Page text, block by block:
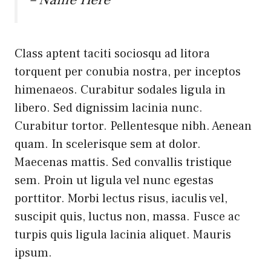
Class aptent taciti sociosqu ad litora
torquent per conubia nostra, per inceptos
himenaeos. Curabitur sodales ligula in
libero. Sed dignissim lacinia nunc.
Curabitur tortor. Pellentesque nibh. Aenean
quam. In scelerisque sem at dolor.
Maecenas mattis. Sed convallis tristique
sem. Proin ut ligula vel nunc egestas
porttitor. Morbi lectus risus, iaculis vel,
suscipit quis, luctus non, massa. Fusce ac
turpis quis ligula lacinia aliquet. Mauris
ipsum.